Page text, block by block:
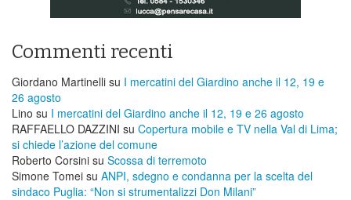
Commenti recenti
Giordano Martinelli su I mercatini del Giardino anche il 12, 19 e
26 agosto
Lino su I mercatini del Giardino anche il 12, 19 e 26 agosto
RAFFAELLO DAZZINI su ​Copertura mobile e TV nella Val di Lima;
si chiede l’azione del comune
Roberto Corsini su Scossa di terremoto
Simone Tomei su ANPI, sdegno e condanna per la scelta del
sindaco Puglia: “Non si strumentalizzi Don Milani”